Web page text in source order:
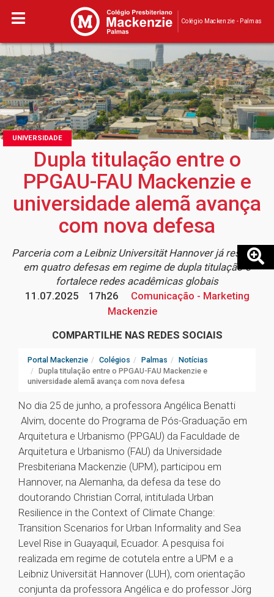
Colégio Mackenzie - Palmas
UNIVERSIDADE
Dupla titulação entre o
PPGAU-FAU Mackenzie e
universidade alemã avança
com nova defesa
Parceria com a Leibniz Universität Hannover já resultou
em quatro defesas em regime de dupla titulação e
fortalece redes acadêmicas globais
11.07.2025
17h26
Comunicação - Marketing
Mackenzie
COMPARTILHE NAS REDES SOCIAIS
Portal Mackenzie Colégios Palmas
Notícias
Dupla titulação entre o PPGAU-FAU Mackenzie e
universidade alemã avança com nova defesa
No dia 25 de junho, a professora Angélica Benatti
Alvim, docente do Programa de Pós-Graduação em
Arquitetura e Urbanismo (PPGAU) da Faculdade de
Arquitetura e Urbanismo (FAU) da Universidade
Presbiteriana Mackenzie (UPM), participou em
Hannover, na Alemanha, da defesa da tese do
doutorando Christian Corral, intitulada Urban
Resilience in the Context of Climate Change:
Transition Scenarios for Urban Informality and Sea
Level Rise in Guayaquil, Ecuador. A pesquisa foi
realizada em regime de cotutela entre a UPM e a
Leibniz Universität Hannover (LUH), com orientação
conjunta da professora Angélica e do professor Jörg